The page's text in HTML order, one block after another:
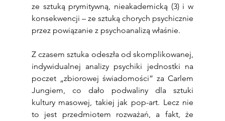
ze sztuką prymitywną, nieakademicką (3) i w
konsekwencji – ze sztuką chorych psychicznie
przez powiązanie z psychoanalizą właśnie.
Z czasem sztuka odeszła od skomplikowanej,
indywidualnej analizy psychiki jednostki na
poczet „zbiorowej świadomości” za Carlem
Jungiem, co dało podwaliny dla sztuki
kultury masowej, takiej jak pop-art. Lecz nie
to jest przedmiotem rozważań, a fakt, że